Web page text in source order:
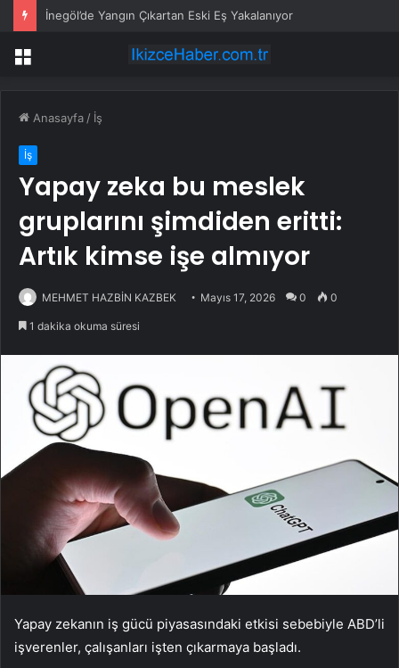
İnegöl’de Yangın Çıkartan Eski Eş Yakalanıyor
Menü
Anasayfa / İş
İş
Yapay zeka bu meslek
gruplarını şimdiden eritti:
Artık kimse işe almıyor
MEHMET HAZBİN KAZBEK Mayıs 17, 2026 0 0
1 dakika okuma süresi
Yapay zekanın iş gücü piyasasındaki etkisi sebebiyle ABD’li
işverenler, çalışanları işten çıkarmaya başladı.